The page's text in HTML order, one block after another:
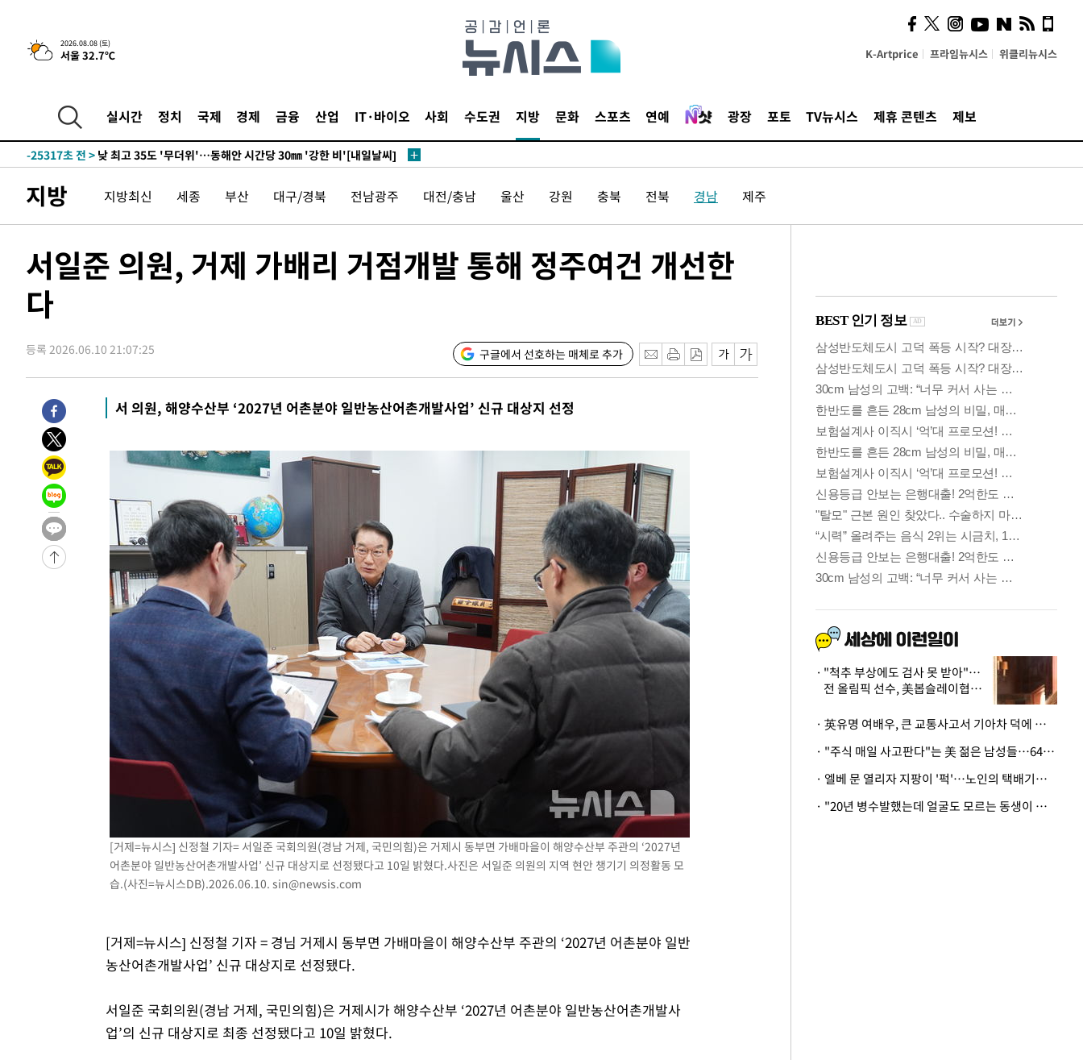
2026.08.08 (토)
서울 32.7℃ K-Artprice 프라임뉴시스 위클리뉴시스
실시간 정치 국제 경제 금융 산업 IT·바이오 사회 수도권 지방 문화 스포츠 연예 광장 포토 TV뉴시스 제휴 콘텐츠 제보
5시간 전 >[속보]뉴욕증시 상승 마감…S&P 0.6% 나스닥 1.3%↑
42.08%·宋 10.17%
-31608초 전 >
이강인 "아틀레티코 이적 기뻐…등번호 7번 의미보단 팀 위해 뛸
-31543초 전 >
-25317초 전 > 낮 최고 35도 '무더위'…동해안 시간당 30㎜ '강한 비'[내일날씨]
틀레티코 이적"
-24369초 전 >
수도권 40도 육박 '펄펄'…동해안 일부 지역엔 호의주의보
-23338초 전 >온열질환 사망자 3명 늘어…누적 환자 3000명 돌파
-13390초 전 >백운산서 80년근 천종산삼 9뿌리 발견…감정가 1.3억원
-11100초 전 >
-8634초 전 >
-4237초 전 >극한폭염 한풀 꺾이지만…'낮 최고 35도' 무더위, 열대야 계속[다음
주 날씨]
-1255초 전 >축구협회 "압수수색·성접대 논란 사과…쇄신의 기회로 삼겠다"
3분 전 >[속보]'압수수색·성접대 논란' 축구협회 "실망과 걱정 안겨드려 죄송"
3시간 전 >
5시간 전 >
[속보]뉴욕증시 상승 마감…S&P 0.6% 나스닥 1.3%↑
-32074초 전 >
[속보]與 대표 경선 제주·인천 당원투표…金 47.75%·鄭
42.08%·宋 10.17%
-31608초 전 >
이강인 "아틀레티코 이적 기뻐…등번호 7번 의미보단 팀 위해 뛸
-31543초 전 >
[속보]與 당대표 경선, 제주·인천 권리당원 투표 김민석 승리
-25317초 전 >
낮 최고 35도 '무더위'…동해안 시간당 30㎜ '강한 비'[내일날씨]
-24587초 전 >
[속보]이강인 "감독님이 원하는 마음 느꼈고, 많은 트로피 원해 아
수도권 40도 육박 '펄펄'…동해안 일부 지역엔 호의주의보
온열질환 사망자 3명 늘어…누적 환자 3000명 돌파
강릉에 시간당 81.4㎜ 물폭탄…도로 잠기고 담벼락 붕괴
백운산서 80년근 천종산삼 9뿌리 발견…감정가 1.3억원
선재도서 해루질 나섰다 실종 60대, 닷새 만에 숨진 채 발견
남자 농구, 나고야 아시안게임서 '홈팀' 일본과 한일전
여수 오동도 해상서 모터보트 전복…1명 사망·1명 실종
극한폭염 한풀 꺾이지만…'낮 최고 35도' 무더위, 열대야 계속[다음
축구협회 "압수수색·성접대 논란 사과…쇄신의 기회로 삼겠다"
[속보]'압수수색·성접대 논란' 축구협회 "실망과 걱정 안겨드려 죄송"
'최고 37도' 폭염 지속…강원동해안 최대 150㎜ 비
[속보]뉴욕증시 상승 마감…S&P 0.6% 나스닥 1.3%↑
지방 지방최신 세종 부산 대구/경북 전남광주 대전/충남 울산 강원 충북 전북 경남 제주
서일준 의원, 거제 가배리 거점개발 통해 정주여건 개선한
다
등록 2026.06.10 21:07:25 구글에서 선호하는 매체로 추가
서 의원, 해양수산부 ‘2027년 어촌분야 일반농산어촌개발사업’ 신규 대상지 선정
[거제=뉴시스] 신정철 기자= 서일준 국회의원(경남 거제, 국민의힘)은 거제시 동부면 가배마을이 해양수산부 주관의 ‘2027년
어촌분야 일반농산어촌개발사업’ 신규 대상지로 선정됐다고 10일 밝혔다.사진은 서일준 의원의 지역 현안 챙기기 의정활동 모
습.(사진=뉴시스DB).2026.06.10. sin@newsis.com
[거제=뉴시스] 신정철 기자 = 경님 거제시 동부면 가배마을이 해양수산부 주관의 ‘2027년 어촌분야 일반
농산어촌개발사업’ 신규 대상지로 선정됐다.
서일준 국회의원(경남 거제, 국민의힘)은 거제시가 해양수산부 ‘2027년 어촌분야 일반농산어촌개발사
업’의 신규 대상지로 최종 선정됐다고 10일 밝혔다.
사이 해답 찾았죠"…알을
깨고 나온 '초자아'
"척추 부상에도 검사 못 받아"…
전 올림픽 선수, 美봅슬레이협회
· 英유명 여배우, 큰 교통사고서 기아차 덕에 살았다
· "주식 매일 사고판다"는 美 젊은 남성들…64%가 "나는 인생의 패배자“
· 엘베 문 열리자 지팡이 '퍽'…노인의 택배기사 폭행 이유
· "20년 병수발했는데 얼굴도 모르는 동생이 유산 절반을"…배다른 형제 상속권 있을까